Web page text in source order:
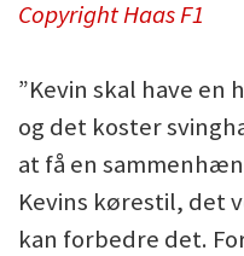
Copyright Haas F1
”Kevin skal have
og det koster
at få en
Kevins kørestil, det
kan forbedre det.